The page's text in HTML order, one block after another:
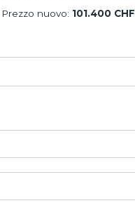
Prezzo nuovo: 101.400 CHF